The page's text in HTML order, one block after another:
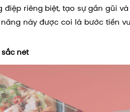
điệp riêng biệt, tạo sự gần gũi
này được coi là bước tiến
nét